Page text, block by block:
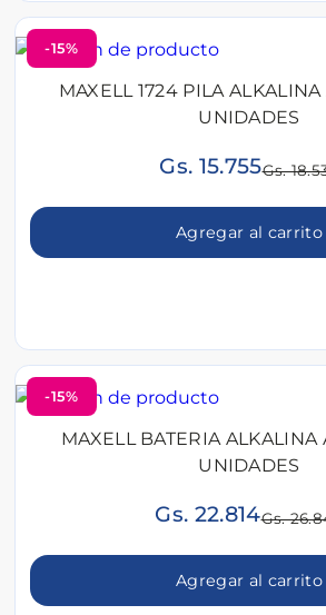
-15%
MAXELL 1724 PILA ALKALINA
UNIDADES
Gs. 15.755Gs.
Agregar al carrito
-15%
MAXELL BATERIA ALKALINA
UNIDADES
Gs. 22.814Gs.
Agregar al carrito